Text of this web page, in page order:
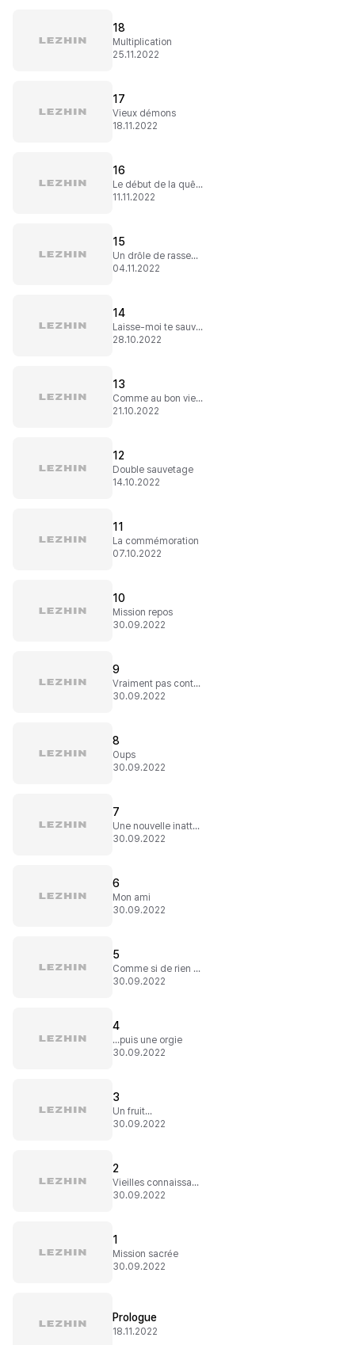
18
Multiplication
25.11.2022
17
Vieux démons
18.11.2022
16
Le début de la quête
11.11.2022
15
Un drôle de rassemblement
04.11.2022
14
Laisse-moi te sauver
28.10.2022
13
Comme au bon vieux temps ?
21.10.2022
12
Double sauvetage
14.10.2022
11
La commémoration
07.10.2022
10
Mission repos
30.09.2022
9
Vraiment pas content
30.09.2022
8
Oups
30.09.2022
7
Une nouvelle inattendue
30.09.2022
6
Mon ami
30.09.2022
5
Comme si de rien n'était
30.09.2022
4
...puis une orgie
30.09.2022
3
Un fruit...
30.09.2022
2
Vieilles connaissances
30.09.2022
1
Mission sacrée
30.09.2022
Prologue
18.11.2022